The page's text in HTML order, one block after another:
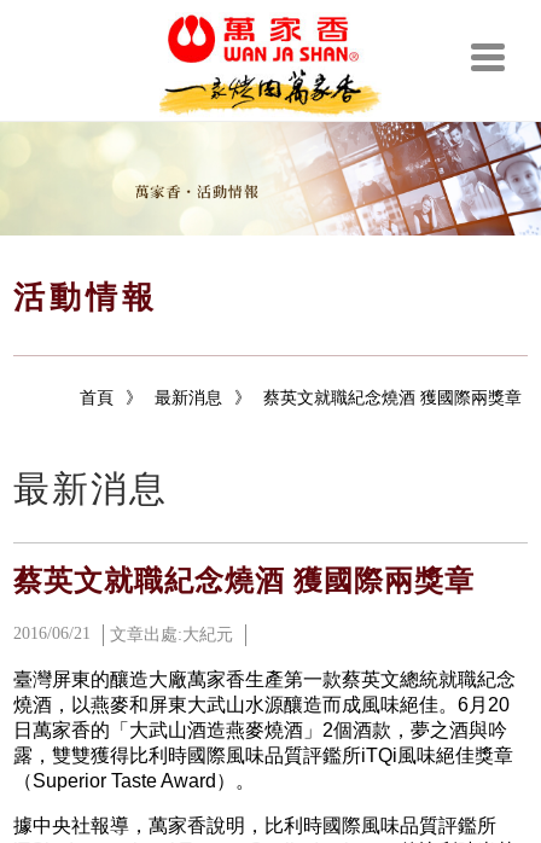
活動情報
蔡英文就職紀念燒酒 獲國際兩獎章
》
最新消息
》
首頁
最新消息
蔡英文就職紀念燒酒 獲國際兩獎章
2016/06/21 文章出處:大紀元
臺灣屏東的釀造大廠萬家香生產第一款蔡英文總統就職紀念
燒酒，以燕麥和屏東大武山水源釀造而成風味絕佳。6月20
日萬家香的「大武山酒造燕麥燒酒」2個酒款，夢之酒與吟
露，雙雙獲得比利時國際風味品質評鑑所iTQi風味絕佳獎章
（Superior Taste Award）。
據中央社報導，萬家香說明，比利時國際風味品質評鑑所